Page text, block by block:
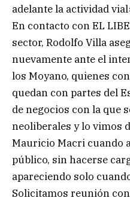
adelante la actividad
En contacto con EL
sector, Rodolfo Villa
nuevamente ante el
los Moyano, quienes
quedan con partes del
de negocios con la que
neoliberales y lo vimos
Mauricio Macri cuando
público, sin hacerse
apareciendo solo
Solicitamos reunión